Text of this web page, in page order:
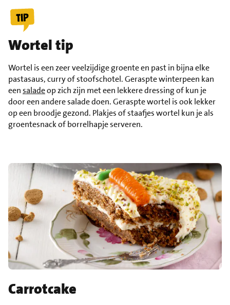
Wortel tip
Wortel is een zeer veelzijdige groente en past in bijna elke
pastasaus, curry of stoofschotel. Geraspte winterpeen kan
eensaladeop zich zijn met een lekkere dressing of kun je
door een andere salade doen. Geraspte wortel is ook lekker
op een broodje gezond. Plakjes of staafjes wortel kun je als
groentesnack of borrelhapje serveren.
Carrotcake